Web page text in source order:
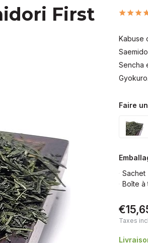
First
Kabuse
Sencha
Faire
Sachet
Boîte à
Taxes